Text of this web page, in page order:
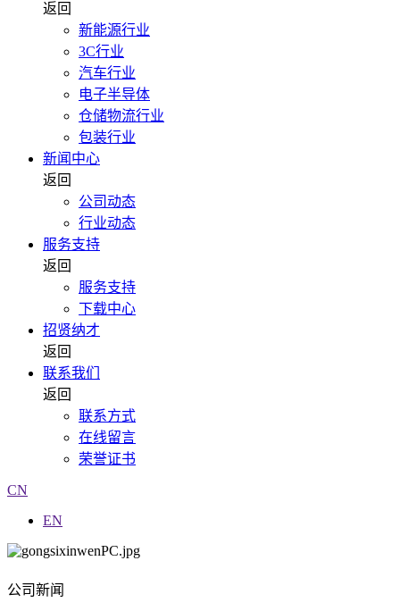
返回
新能源行业
3C行业
汽车行业
电子半导体
仓储物流行业
包装行业
新闻中心
返回
公司动态
行业动态
服务支持
返回
服务支持
下载中心
招贤纳才
返回
联系我们
返回
联系方式
在线留言
荣誉证书
CN
EN
公司新闻